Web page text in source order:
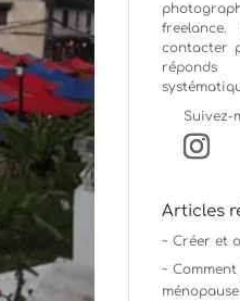
contacter
réponds
Suivez-
Articles
~ Créer et
~
ménopause